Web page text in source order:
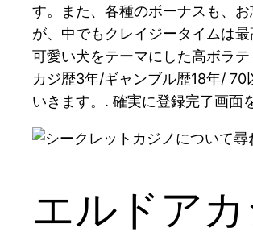
す。また、各種のボーナスも、
が、中でもクレイジータイムは
可愛い犬をテーマにした高ボラ
カジ歴3年/ギャンブル歴18年/
いきます。. 確実に登録完了画面
エルドア